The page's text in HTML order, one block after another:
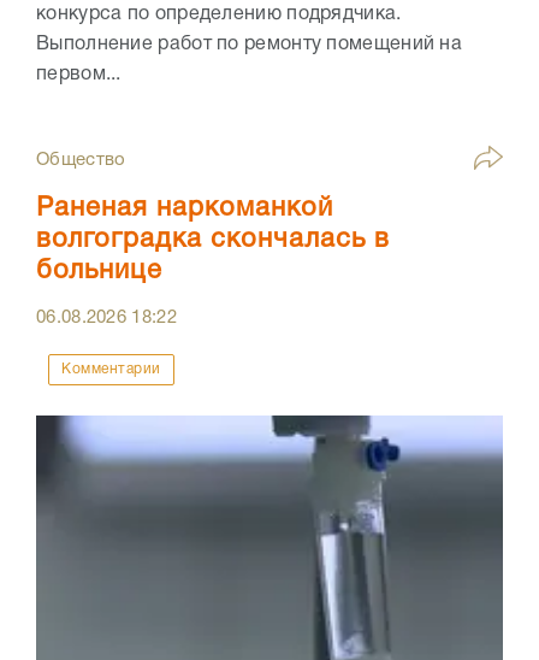
конкурса по определению подрядчика.
Выполнение работ по ремонту помещений на
первом...
Общество
Раненая наркоманкой
волгоградка скончалась в
больнице
06.08.2026 18:22
Комментарии